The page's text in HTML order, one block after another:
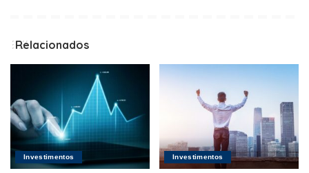
Relacionados
Investimentos Investimentos